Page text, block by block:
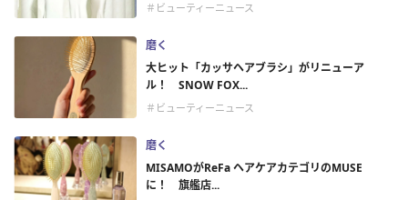
＃ビューティーニュース
磨く
大ヒット「カッサヘアブラシ」がリニューア
ル！ SNOW FOX...
＃ビューティーニュース
磨く
MISAMOがReFa ヘアケアカテゴリのMUSE
に！ 旗艦店...